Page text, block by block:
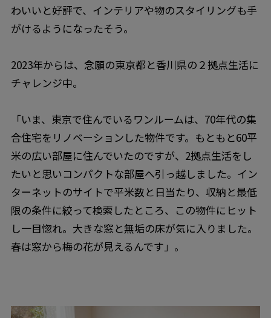
わいいと好評で、インテリアや物のスタイリングも手
がけるようになったそう。
2023年からは、念願の東京都と香川県の２拠点生活に
チャレンジ中。
「いま、東京で住んでいるワンルームは、70年代の集
合住宅をリノベーションした物件です。もともと60平
米の広い部屋に住んでいたのですが、2拠点生活をし
たいと思いコンパクトな部屋へ引っ越しました。イン
ターネットのサイトで平米数と日当たり、収納と最低
限の条件に絞って検索したところ、この物件にヒット
し一目惚れ。大きな窓と無垢の床が気に入りました。
春は窓から梅の花が見えるんです」。